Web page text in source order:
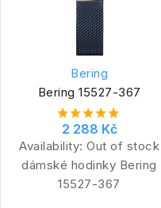
Bering
Bering 15527-367
2 288 Kč
Availability: Out of stock
dámské hodinky Bering
15527-367